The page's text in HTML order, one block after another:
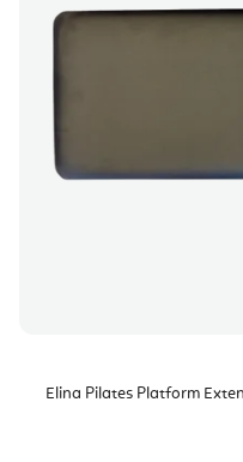
Elina Pilates Platform